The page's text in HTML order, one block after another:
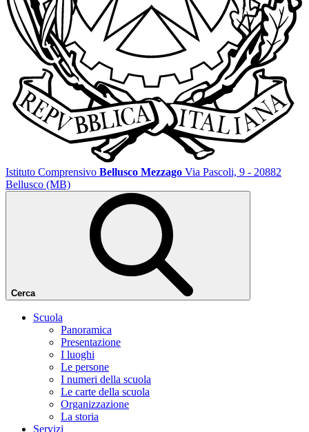
Istituto Comprensivo Bellusco Mezzago Via Pascoli, 9 - 20882
Bellusco (MB)
Cerca
Scuola
Panoramica
Presentazione
I luoghi
Le persone
I numeri della scuola
Le carte della scuola
Organizzazione
La storia
Servizi